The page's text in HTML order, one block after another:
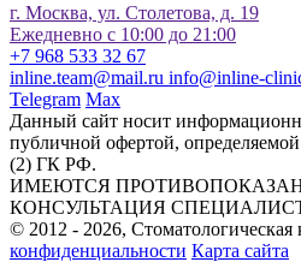
г. Москва, ул. Столетова, д. 19
Ежедневно с 10:00 до 21:00
+7 968 533 32 67
inline.team@mail.ru info@inline-
Telegram Max
Данный сайт носит
публичной офертой,
(2) ГК РФ.
ИМЕЮТСЯ
КОНСУЛЬТАЦИЯ
© 2012 - 2026, Стоматологическая
конфиденциальности Карта сайта